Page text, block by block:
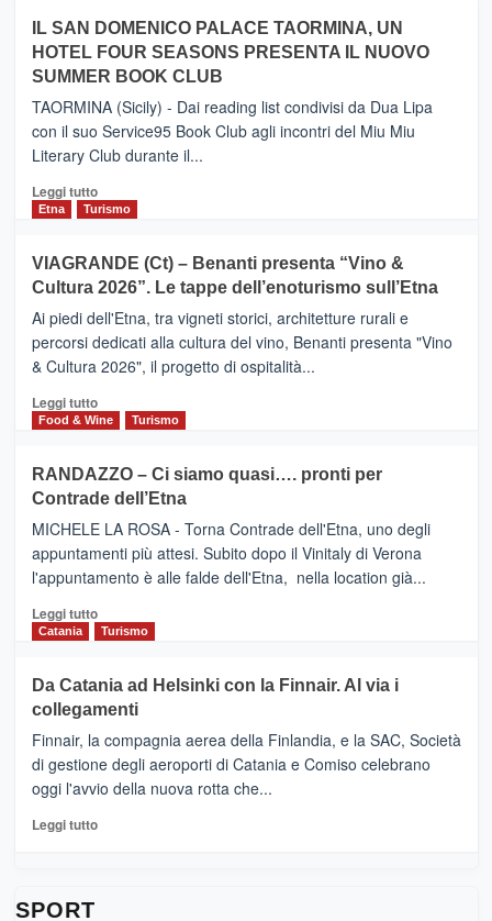
da
Neos
PIEDIMONTE
ETNEO
–
Meta
turistica
privilegiata
secondo
dati
di
Anche
la
Alcantara
nei
primi
nella
classifica
IL SAN DOMENICO PALACE TAORMINA, UN
HOTEL FOUR SEASONS PRESENTA IL NUOVO
SUMMER BOOK CLUB
TAORMINA (Sicily) - Dai reading list condivisi da Dua Lipa
con il suo Service95 Book Club agli incontri del Miu Miu
Literary Club durante il...
Leggi tuttoLeggi
di
IL
SAN
DOMENICO
PALACE
TAORMINA,
UN
HOTEL
FOUR
IL
NUOVO
SUMMER
CLUB
Etna Turismo
VIAGRANDE (Ct) – Benanti presenta “Vino &
Cultura 2026”. Le tappe dell’enoturismo sull’Etna
Ai piedi dell'Etna, tra vigneti storici, architetture rurali e
percorsi dedicati alla cultura del vino, Benanti presenta "Vino
& Cultura 2026", il progetto di ospitalità...
Leggi tuttoLeggi
di
VIAGRANDE
(Ct)
–
Benanti
presenta
“Vino
&
Cultura
tappe
dell’enoturismo
Food & Wine Turismo
RANDAZZO – Ci siamo quasi…. pronti per
Contrade dell’Etna
MICHELE LA ROSA - Torna Contrade dell'Etna, uno degli
appuntamenti più attesi. Subito dopo il Vinitaly di Verona
l'appuntamento è alle falde dell'Etna, nella location già...
Leggi tuttoLeggi
di
RANDAZZO
–
Ci
siamo
quasi….
pronti
per
Catania Turismo
Da Catania ad Helsinki con la Finnair. Al via i
collegamenti
Finnair, la compagnia aerea della Finlandia, e la SAC, Società
di gestione degli aeroporti di Catania e Comiso celebrano
oggi l'avvio della nuova rotta che...
Leggi tuttoLeggi
SPORT